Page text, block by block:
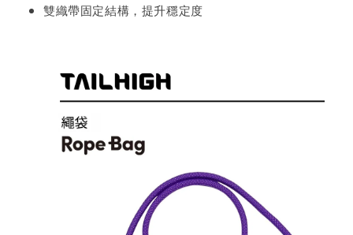
雙織帶固定結構，提升穩定度